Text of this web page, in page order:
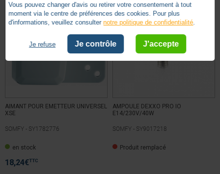
AIMANT POUR EMETTEUR UNIVERSEL
XSE
SOMFY - SY1782776
en stock
18,24€TTC
AMPOULE DEXXO PRO IO
E14/230V/40W
SOMFY - SY9017218
Produit remplacé
Vous pouvez changer d'avis ou retirer votre consentement à tout
moment via le centre de préférences des cookies. Pour plus
d'informations, veuillez consulter notre politique de confidentialité.
Je refuse Je contrôle J'accepte